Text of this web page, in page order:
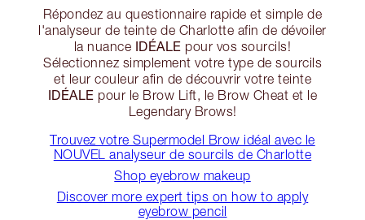
Répondez au questionnaire rapide et simple de
l'analyseur de teinte de Charlotte afin de dévoiler
la nuance IDÉALE pour vos sourcils!
Sélectionnez simplement votre type de sourcils
et leur couleur afin de découvrir votre teinte
IDÉALE pour le Brow Lift, le Brow Cheat et le
Legendary Brows!
Trouvez votre Supermodel Brow idéal avec le
NOUVEL analyseur de sourcils de Charlotte
Shop eyebrow makeup
Discover more expert tips on how to apply
eyebrow pencil